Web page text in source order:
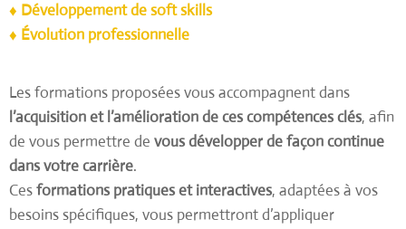
♦ Développement de soft skills
♦ Évolution professionnelle
Les formations proposées vous accompagnent dans
l’acquisition et l’amélioration de ces compétences clés, afin
de vous permettre de vous développer de façon continue
dans votre carrière.
Cesformations pratiques et interactives, adaptées à vos
besoins spécifiques, vous permettront d’appliquer